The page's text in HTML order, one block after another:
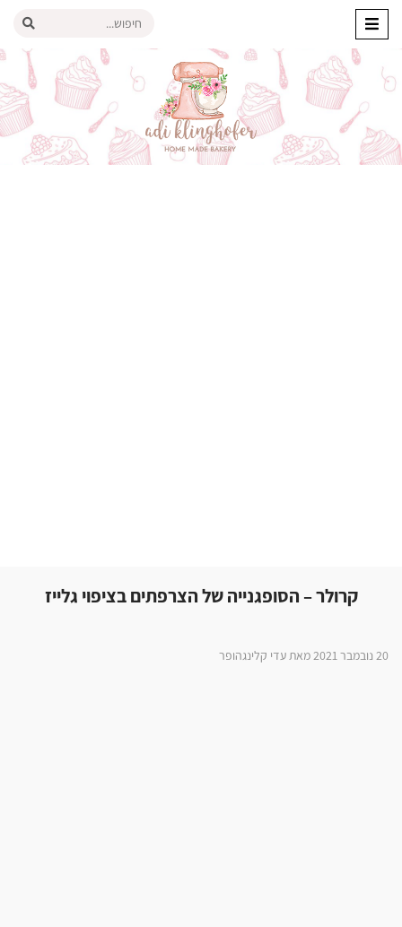
קרולר – הסופגנייה של הצרפתים בציפוי גלייז
20 נובמבר 2021 מאת עדי קלינגהופר